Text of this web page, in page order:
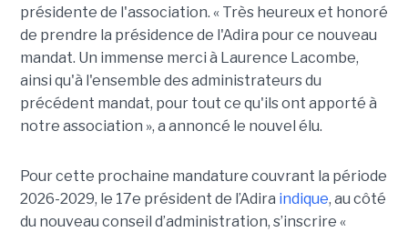
présidente de l'association. « Très heureux et honoré
de prendre la présidence de l'Adira pour ce nouveau
mandat. Un immense merci à Laurence Lacombe,
ainsi qu'à l'ensemble des administrateurs du
précédent mandat, pour tout ce qu'ils ont apporté à
notre association », a annoncé le nouvel élu.
Pour cette prochaine mandature couvrant la période
2026-2029, le 17e président de l’Adira indique, au côté
du nouveau conseil d’administration, s’inscrire «